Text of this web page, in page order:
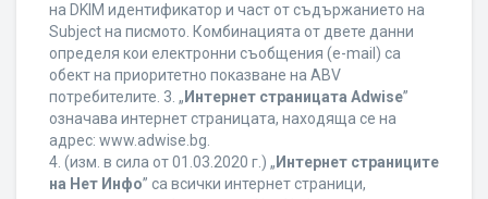
на DKIM идентификатор и част от съдържанието на
Subject на писмото. Комбинацията от двете данни
определя кои електронни съобщения (e-mail) са
обект на приоритетно показване на ABV
потребителите. 3. „ Интернет страницата Adwise”
означава интернет страницата, находяща се на
адрес: www.adwise.bg.
4. (изм. в сила от 01.03.2020 г.) „ Интернет страниците
на Нет Инфо” са всички интернет страници,